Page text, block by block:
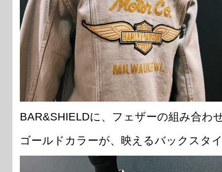
BAR&SHIELDに、フェザーの組み合わ
ゴールドカラーが、映えるバックスタ